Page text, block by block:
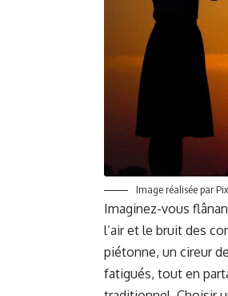
Image réalisée par
Imaginez-vous
l’air et le bruit des
piétonne, un cireur
fatigués, tout en